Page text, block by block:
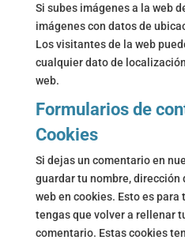
Si subes imágenes a la web
imágenes con datos de
Los visitantes de la web
cualquier dato de
web.
Formularios de
Cookies
Si dejas un comentario en
guardar tu nombre, dirección
web en cookies. Esto es
tengas que volver a rellenar
comentario. Estas cookies